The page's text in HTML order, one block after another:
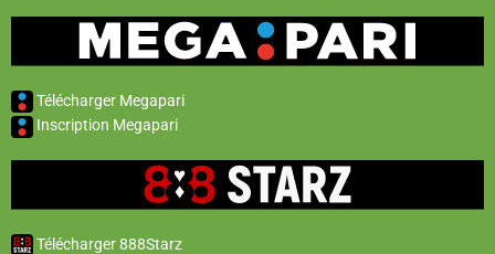
Télécharger Megapari
Inscription Megapari
Télécharger 888Starz